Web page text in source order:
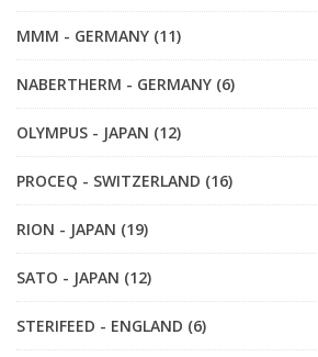
MMM - GERMANY (11)
NABERTHERM - GERMANY (6)
OLYMPUS - JAPAN (12)
PROCEQ - SWITZERLAND (16)
RION - JAPAN (19)
SATO - JAPAN (12)
STERIFEED - ENGLAND (6)